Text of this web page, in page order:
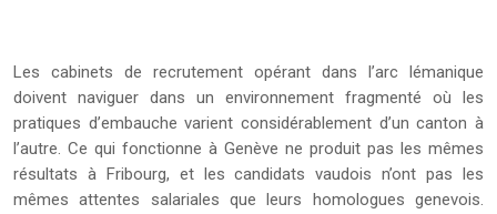
Les cabinets de recrutement opérant dans l’arc lémanique
doivent naviguer dans un environnement fragmenté où les
pratiques d’embauche varient considérablement d’un canton à
l’autre. Ce qui fonctionne à Genève ne produit pas les mêmes
résultats à Fribourg, et les candidats vaudois n’ont pas les
mêmes attentes salariales que leurs homologues genevois.